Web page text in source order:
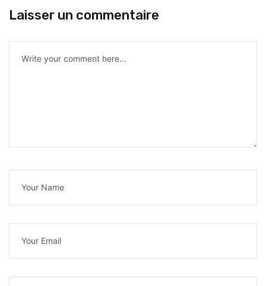
Laisser un commentaire